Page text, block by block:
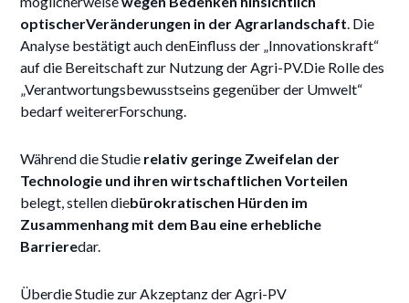
optischerVeränderungen in der Agrarlandschaft. Die
Analyse bestätigt auch denEinfluss der „Innovationskraft“
auf die Bereitschaft zur Nutzung der Agri-PV.Die Rolle des
„Verantwortungsbewusstseins gegenüber der Umwelt“
bedarf weitererForschung.
Während die Studie relativ geringe Zweifelan der
Technologie und ihren wirtschaftlichen Vorteilen
belegt, stellen diebürokratischen Hürden im
Zusammenhang mit dem Bau eine erhebliche
Barrieredar.
Überdie Studie zur Akzeptanz der Agri-PV